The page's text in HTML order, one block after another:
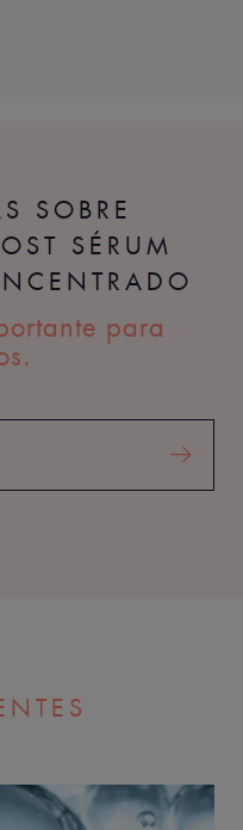
SOBRE
SÉRUM
para